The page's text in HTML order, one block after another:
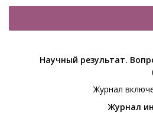
Научный результат.
Журнал
Журнал